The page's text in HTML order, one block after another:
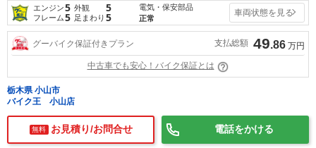
エンジン5 外観 5
フレーム5 足まわり 5
電気・保安部品
正常
車両状態を見る
グーバイク保証付きプラン 支払総額 49.86 万円
中古車でも安心！バイク保証とは
栃木県 小山市
バイク王 小山店
無料 お見積り/お問合せ 電話をかける